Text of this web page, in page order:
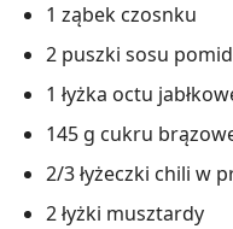
1 ząbek czosnku
2 puszki sosu
1 łyżka octu
145 g cukru
2/3 łyżeczki chili w
2 łyżki musztardy